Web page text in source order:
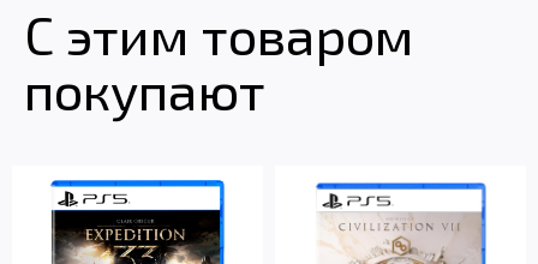
С этим товаром
покупают